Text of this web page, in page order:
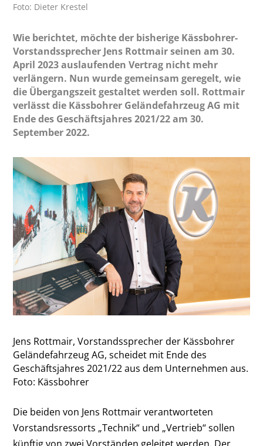
Foto: Dieter Krestel
Wie berichtet, möchte der bisherige Kässbohrer-
Vorstandssprecher Jens Rottmair seinen am 30.
April 2023 auslaufenden Vertrag nicht mehr
verlängern. Nun wurde gemeinsam geregelt, wie
die Übergangszeit gestaltet werden soll. Rottmair
verlässt die Kässbohrer Geländefahrzeug AG mit
Ende des Geschäftsjahres 2021/22 am 30.
September 2022.
Jens Rottmair, Vorstandssprecher der Kässbohrer
Geländefahrzeug AG, scheidet mit Ende des
Geschäftsjahres 2021/22 aus dem Unternehmen aus.
Foto: Kässbohrer
Die beiden von Jens Rottmair verantworteten
Vorstandsressorts „Technik“ und „Vertrieb“ sollen